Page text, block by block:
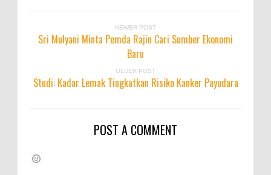
NEWER POST
Sri Mulyani Minta Pemda Rajin Cari Sumber Ekonomi
Baru
OLDER POST
Studi: Kadar Lemak Tingkatkan Risiko Kanker Payudara
POST A COMMENT